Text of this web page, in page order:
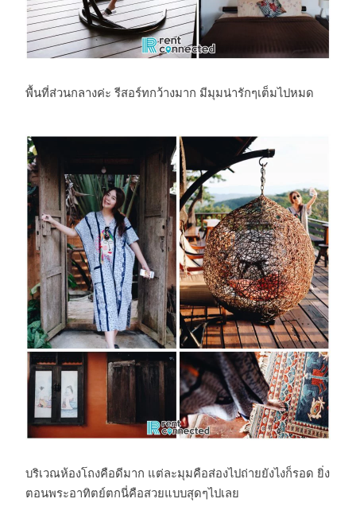
พื้นที่ส่วนกลางค่ะ รีสอร์ทกว้างมาก มีมุมน่ารักๆเต็มไปหมด
บริเวณห้องโถงคือดีมาก แต่ละมุมคือส่องไปถ่ายยังไงก็รอด ยิ่ง
ตอนพระอาทิตย์ตกนี่คือสวยแบบสุดๆไปเลย